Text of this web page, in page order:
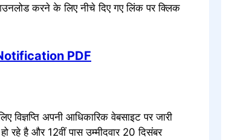
करने के लिए नीचे दिए गए लिंक पर क्लिक
PDF
विज्ञप्ति अपनी आधिकारिक वेबसाइट पर जारी
है और 12वीं पास उम्मीदवार 20 दिसंबर